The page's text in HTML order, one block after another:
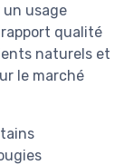
usage
qualité
naturels et
le marché